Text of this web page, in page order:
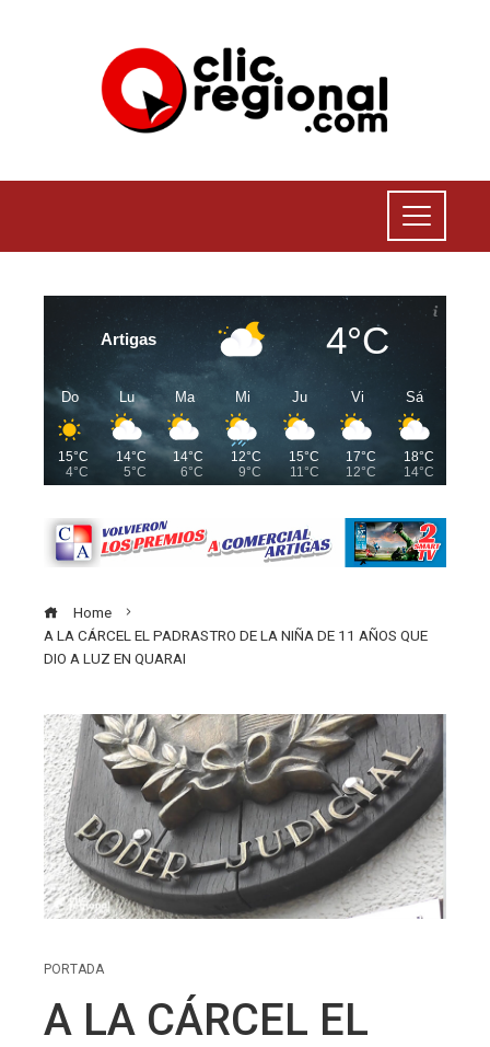
Artigas 4°C
Do
15°C
4°C
Lu
14°C
5°C
Ma
14°C
6°C
Mi
12°C
9°C
Ju
15°C
11°C
Vi
17°C
12°C
Sá
18°C
14°C
Home
A LA CÁRCEL EL PADRASTRO DE LA NIÑA DE 11 AÑOS QUE
DIO A LUZ EN QUARAI
PORTADA
A LA CÁRCEL EL